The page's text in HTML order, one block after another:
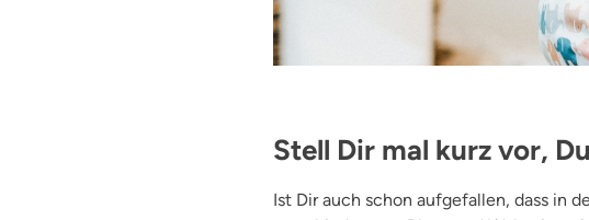
Stell Dir mal kurz vor,
Ist Dir auch schon aufgefallen, dass in